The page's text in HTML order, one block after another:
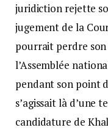
juridiction rejette
jugement de la
pourrait perdre
l’Assemblée
pendant son point
s’agissait là d’une
candidature de